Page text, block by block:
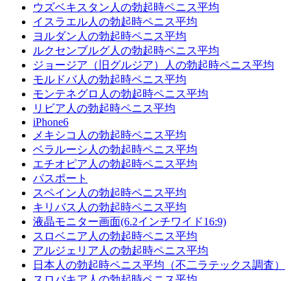
ウズベキスタン人の勃起時ペニス平均
イスラエル人の勃起時ペニス平均
ヨルダン人の勃起時ペニス平均
ルクセンブルグ人の勃起時ペニス平均
ジョージア（旧グルジア）人の勃起時ペニス平均
モルドバ人の勃起時ペニス平均
モンテネグロ人の勃起時ペニス平均
リビア人の勃起時ペニス平均
iPhone6
メキシコ人の勃起時ペニス平均
ベラルーシ人の勃起時ペニス平均
エチオピア人の勃起時ペニス平均
パスポート
スペイン人の勃起時ペニス平均
キリバス人の勃起時ペニス平均
液晶モニター画面(6.2インチワイド16:9)
スロベニア人の勃起時ペニス平均
アルジェリア人の勃起時ペニス平均
日本人の勃起時ペニス平均（不二ラテックス調査）